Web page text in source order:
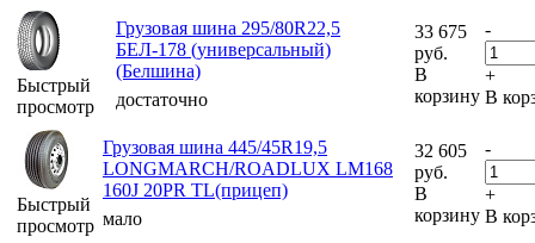
Быстрый
просмотр
Грузовая шина 295/80R22,5
БЕЛ-178 (универсальный)
(Белшина)
достаточно
33 675
руб.
В
корзину
-
+
В
Быстрый
просмотр
Грузовая шина 445/45R19,5
LONGMARCH/ROADLUX LM168
160J 20PR TL(прицеп)
мало
32 605
руб.
В
корзину
-
+
В